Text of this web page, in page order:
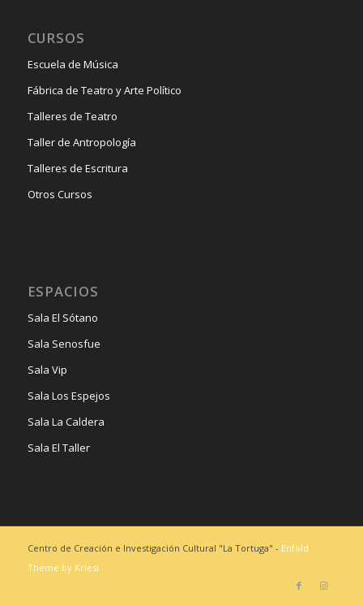
CURSOS
Escuela de Música
Fábrica de Teatro y Arte Político
Talleres de Teatro
Taller de Antropología
Talleres de Escritura
Otros Cursos
ESPACIOS
Sala El Sótano
Sala Senosfue
Sala Vip
Sala Los Espejos
Sala La Caldera
Sala El Taller
Centro de Creación e Investigación Cultural "La Tortuga" - Enfold
Theme by Kriesi